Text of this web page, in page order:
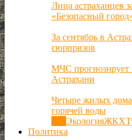
Лица астраханцев
«Безопасный
За сентябрь в
сюрпризов
МЧС прогнозирует
Астрахани
Четыре жилых
горячей воды
ЭкологияЖКХ
Политика